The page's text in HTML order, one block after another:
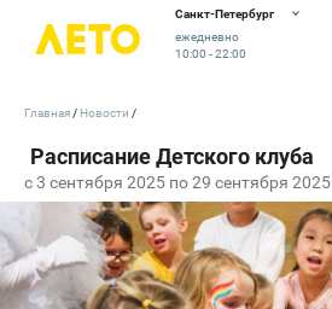
Санкт-Петербург
ежедневно
10:00 - 22:00
c 3 сентября 2025 по 29 сентября 2025
Главная Новости